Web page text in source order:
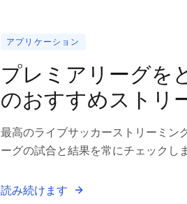
アプリケーション
プレミアリーグを
のおすすめストリ
最高のライブサッカーストリーミン
ーグの試合と結果を常にチェックし
読み続けます